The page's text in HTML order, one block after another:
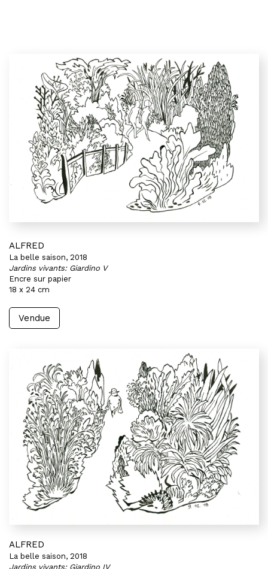
ALFRED
La belle saison, 2018
Jardins vivants: Giardino V
Encre sur papier
18 x 24 cm
Vendue
ALFRED
La belle saison, 2018
Jardins vivants: Giardino IV